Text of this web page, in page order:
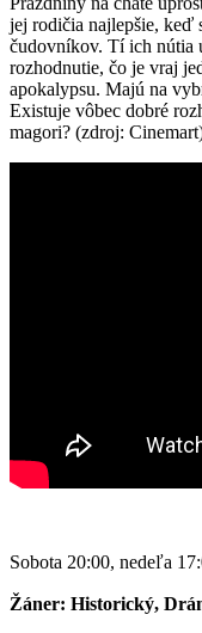
jej rodičia najlepšie, keď
čudovníkov. Tí ich nútia
rozhodnutie, čo je vraj
apokalypsu. Majú na
Existuje vôbec dobré
magori? (zdroj:
Sobota 20:00, nedeľa
Žáner: Historický,